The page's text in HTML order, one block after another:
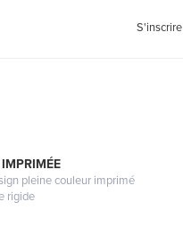
S'inscrire
pleine couleur imprimé
rigide